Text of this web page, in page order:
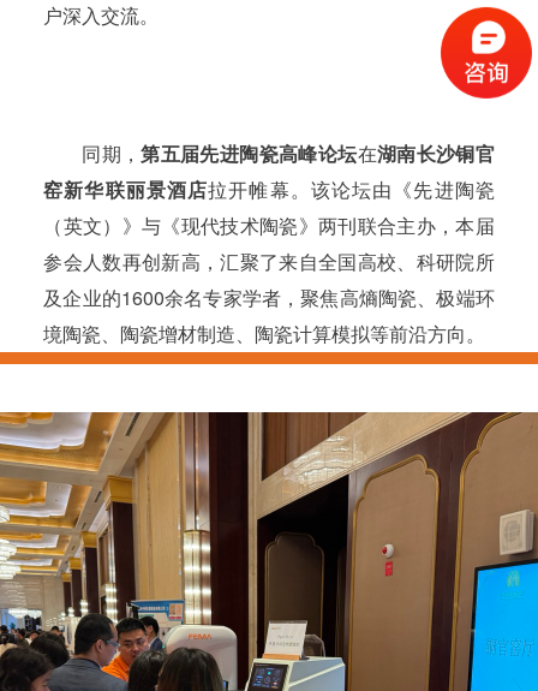
户深入交流。
同期，第五届先进陶瓷高峰论坛在湖南长沙铜官
窑新华联丽景酒店拉开帷幕。该论坛由《先进陶瓷
（英文）》与《现代技术陶瓷》两刊联合主办，本届
参会人数再创新高，汇聚了来自全国高校、科研院所
及企业的1600余名专家学者，聚焦高熵陶瓷、极端环
境陶瓷、陶瓷增材制造、陶瓷计算模拟等前沿方向。